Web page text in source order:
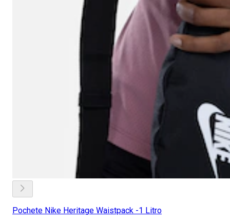
Pochete Nike Heritage Waistpack -1 Litro